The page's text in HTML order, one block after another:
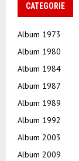
CATEGORIE
Album 1973
Album 1980
Album 1984
Album 1987
Album 1989
Album 1992
Album 2003
Album 2009